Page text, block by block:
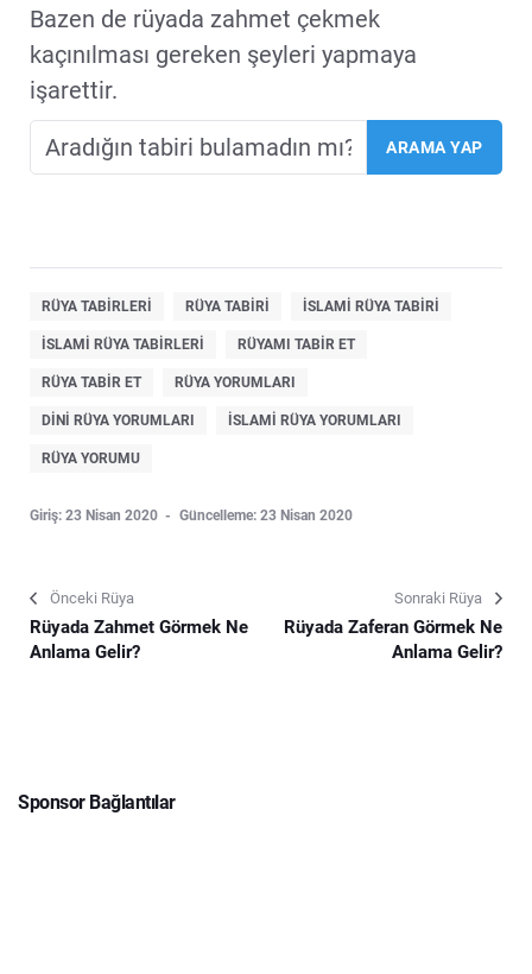
Bazen de rüyada zahmet çekmek
kaçınılması gereken şeyleri yapmaya
işarettir.
RÜYA TABIRLERI RÜYA TABIRI ISLAMI RÜYA TABIRI
ISLAMI RÜYA TABIRLERI RÜYAMI TABIR ET
RÜYA TABIR ET RÜYA YORUMLARI
DINI RÜYA YORUMLARI ISLAMI RÜYA YORUMLARI
RÜYA YORUMU
Giriş: 23 Nisan 2020 Güncelleme: 23 Nisan 2020
Önceki Rüya
Rüyada Zahmet Görmek Ne
Anlama Gelir?
Sonraki Rüya
Rüyada Zaferan Görmek Ne
Anlama Gelir?
Sponsor Bağlantılar